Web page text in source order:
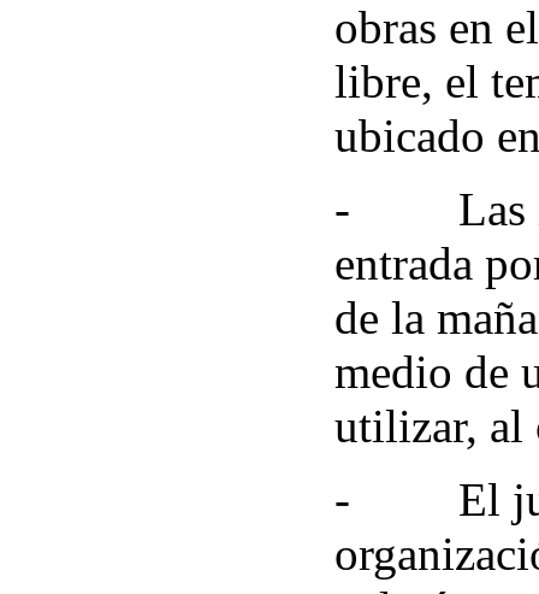
obras en
libre, el
ubicado
-
Las
entrada
de la
medio de
utilizar, al
-
El